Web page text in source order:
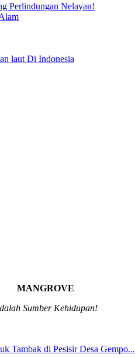
Perlindungan Nelayan!
laut Di Indonesia
MANGROVE
Sumber Kehidupan!
Tambak di Pesisir Desa Gempo...